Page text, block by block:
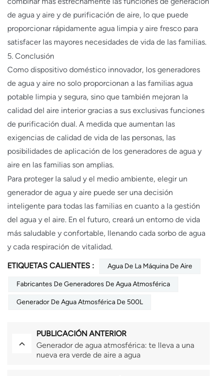
de agua y aire y de purificación de aire, lo que puede
proporcionar rápidamente agua limpia y aire fresco para
satisfacer las mayores necesidades de vida de las familias.
5. Conclusión
Como dispositivo doméstico innovador, los generadores
de agua y aire no solo proporcionan a las familias agua
potable limpia y segura, sino que también mejoran la
calidad del aire interior gracias a sus exclusivas funciones
de purificación dual. A medida que aumentan las
exigencias de calidad de vida de las personas, las
posibilidades de aplicación de los generadores de agua y
aire en las familias son amplias.
Para proteger la salud y el medio ambiente, elegir un
generador de agua y aire puede ser una decisión
inteligente para todas las familias en cuanto a la gestión
del agua y el aire. En el futuro, creará un entorno de vida
más saludable y confortable, llenando cada sorbo de agua
y cada respiración de vitalidad.
ETIQUETAS CALIENTES : Agua De La Máquina De Aire
Fabricantes De Generadores De Agua Atmosférica
Generador De Agua Atmosférica De 500L
PUBLICACIÓN ANTERIOR
Generador de agua atmosférica: te lleva a una
nueva era verde de aire a agua